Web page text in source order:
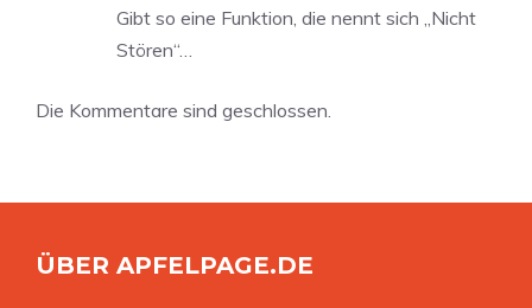
Gibt so eine Funktion, die nennt sich „Nicht
Stören“…
Die Kommentare sind geschlossen.
ÜBER APFELPAGE.DE